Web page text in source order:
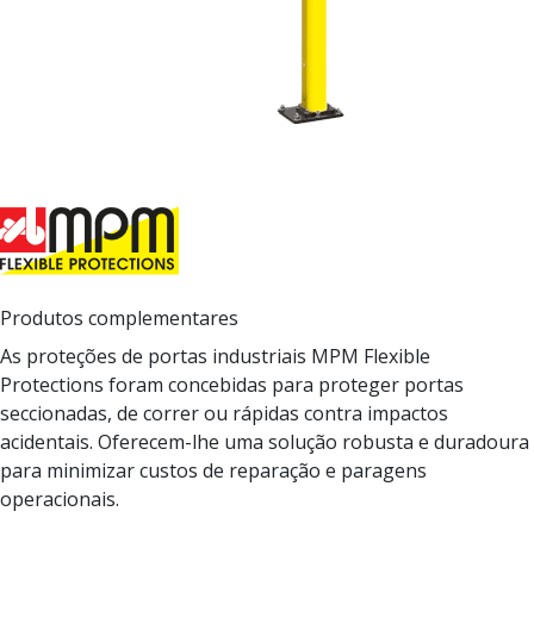
Produtos complementares
As proteções de portas industriais MPM Flexible
Protections foram concebidas para proteger portas
seccionadas, de correr ou rápidas contra impactos
acidentais. Oferecem-lhe uma solução robusta e duradoura
para minimizar custos de reparação e paragens
operacionais.